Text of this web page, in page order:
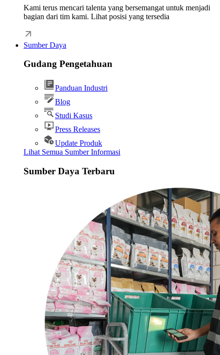
Kami terus mencari talenta yang bersemangat untuk menjadi
bagian dari tim kami. Lihat posisi yang tersedia
Sumber Daya
Gudang Pengetahuan
Panduan Industri
Blog
Studi Kasus
Press Releases
Update Produk
Lihat Semua Sumber Informasi
Sumber Daya Terbaru